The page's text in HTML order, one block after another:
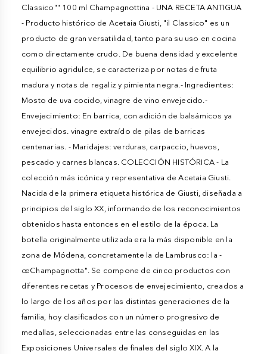
Classico"" 100 ml Champagnottina - UNA RECETA ANTIGUA
- Producto histórico de Acetaia Giusti, "il Classico" es un
producto de gran versatilidad, tanto para su uso en cocina
como directamente crudo. De buena densidad y excelente
equilibrio agridulce, se caracteriza por notas de fruta
madura y notas de regaliz y pimienta negra.- Ingredientes:
Mosto de uva cocido, vinagre de vino envejecido.-
Envejecimiento: En barrica, con adición de balsámicos ya
envejecidos. vinagre extraído de pilas de barricas
centenarias. - Maridajes: verduras, carpaccio, huevos,
pescado y carnes blancas. COLECCIÓN HISTÓRICA - La
colección más icónica y representativa de Acetaia Giusti.
Nacida de la primera etiqueta histórica de Giusti, diseñada a
principios del siglo XX, informando de los reconocimientos
obtenidos hasta entonces en el estilo de la época. La
botella originalmente utilizada era la más disponible en la
zona de Módena, concretamente la de Lambrusco: la -
œChampagnotta". Se compone de cinco productos con
diferentes recetas y Procesos de envejecimiento, creados a
lo largo de los años por las distintas generaciones de la
familia, hoy clasificados con un número progresivo de
medallas, seleccionadas entre las conseguidas en las
Exposiciones Universales de finales del siglo XIX. A la